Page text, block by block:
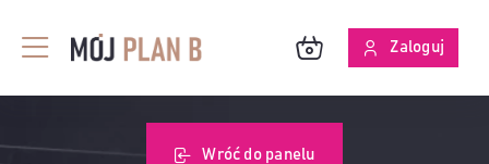
zawartości
Toggle
Navigation
Zaloguj
Wróć do panelu